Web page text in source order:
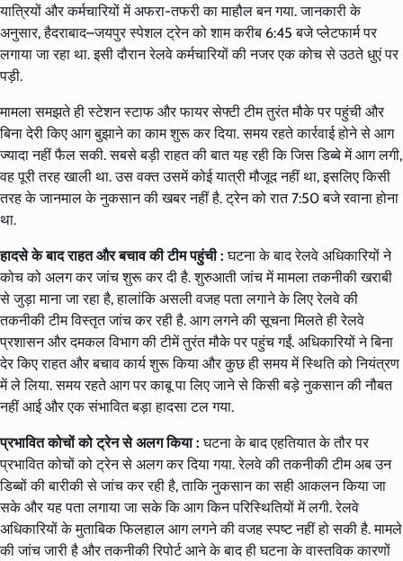
यात्रियों और कर्मचारियों में अफरा-तफरी का माहौल बन गया. जानकारी के
अनुसार, हैदराबाद–जयपुर स्पेशल ट्रेन को शाम करीब 6:45 बजे प्लेटफार्म पर
लगाया जा रहा था. इसी दौरान रेलवे कर्मचारियों की नजर एक कोच से उठते धुएं पर
पड़ी.
मामला समझते ही स्टेशन स्टाफ और फायर सेफ्टी टीम तुरंत मौके पर पहुंची और
बिना देरी किए आग बुझाने का काम शुरू कर दिया. समय रहते कार्रवाई होने से आग
ज्यादा नहीं फैल सकी. सबसे बड़ी राहत की बात यह रही कि जिस डिब्बे में आग लगी,
वह पूरी तरह खाली था. उस वक्त उसमें कोई यात्री मौजूद नहीं था, इसलिए किसी
तरह के जानमाल के नुकसान की खबर नहीं है. ट्रेन को रात 7:50 बजे रवाना होना
था.
हादसे के बाद राहत और बचाव की टीम पहुंची : घटना के बाद रेलवे अधिकारियों ने
कोच को अलग कर जांच शुरू कर दी है. शुरुआती जांच में मामला तकनीकी खराबी
से जुड़ा माना जा रहा है, हालांकि असली वजह पता लगाने के लिए रेलवे की
तकनीकी टीम विस्तृत जांच कर रही है. आग लगने की सूचना मिलते ही रेलवे
प्रशासन और दमकल विभाग की टीमें तुरंत मौके पर पहुंच गईं. अधिकारियों ने बिना
देर किए राहत और बचाव कार्य शुरू किया और कुछ ही समय में स्थिति को नियंत्रण
में ले लिया. समय रहते आग पर काबू पा लिए जाने से किसी बड़े नुकसान की नौबत
नहीं आई और एक संभावित बड़ा हादसा टल गया.
प्रभावित कोचों को ट्रेन से अलग किया :घटना के बाद एहतियात के तौर पर
प्रभावित कोचों को ट्रेन से अलग कर दिया गया. रेलवे की तकनीकी टीम अब उन
डिब्बों की बारीकी से जांच कर रही है, ताकि नुकसान का सही आकलन किया जा
सके और यह पता लगाया जा सके कि आग किन परिस्थितियों में लगी. रेलवे
अधिकारियों के मुताबिक फिलहाल आग लगने की वजह स्पष्ट नहीं हो सकी है. मामले
की जांच जारी है और तकनीकी रिपोर्ट आने के बाद ही घटना के वास्तविक कारणों